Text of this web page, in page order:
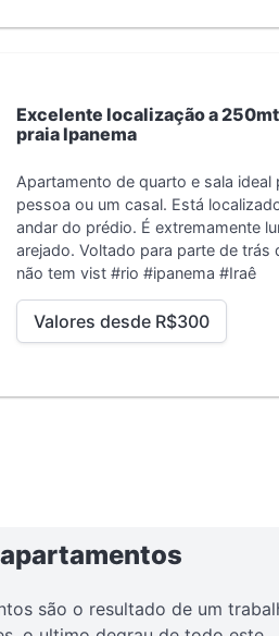
Excelente localização a
praia Ipanema
Apartamento de quarto e sala ideal
pessoa ou um casal. Está
andar do prédio. É extremamente
arejado. Voltado para parte de trás
não tem vist #rio #ipanema #Iraê
Valores desde R$300
são o resultado de um